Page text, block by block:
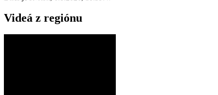
Videá z regiónu